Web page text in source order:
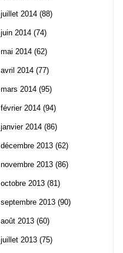
juillet 2014 (88)
juin 2014 (74)
mai 2014 (62)
avril 2014 (77)
mars 2014 (95)
février 2014 (94)
janvier 2014 (86)
décembre 2013 (62)
novembre 2013 (86)
octobre 2013 (81)
septembre 2013 (90)
août 2013 (60)
juillet 2013 (75)